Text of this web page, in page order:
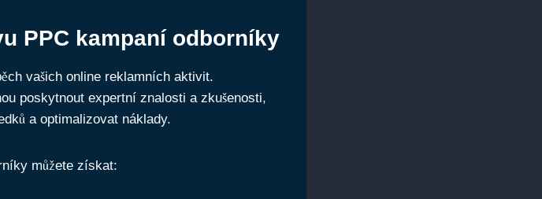
PPC kampaní odborníky
vašich online reklamních aktivit.
poskytnout expertní znalosti a zkušenosti,
a optimalizovat náklady.
můžete získat: